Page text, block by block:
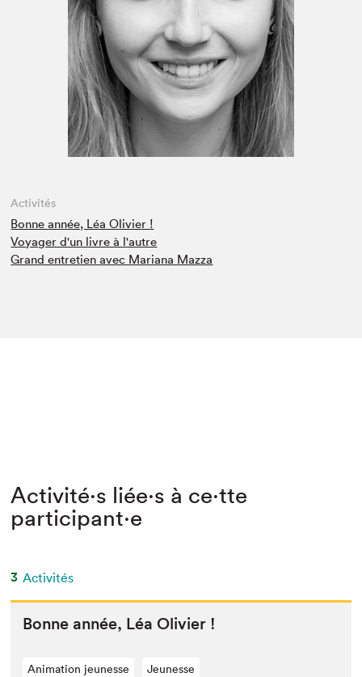
Espace enseignant·e·s
Espace pro
Activités
Bonne année, Léa Olivier !
Voyager d'un livre à l'autre
Grand entretien avec Mariana Mazza
Activité⋅s liée⋅s à ce⋅tte
participant⋅e
3 Activités
Bonne année, Léa Olivier !
Animation jeunesse Jeunesse